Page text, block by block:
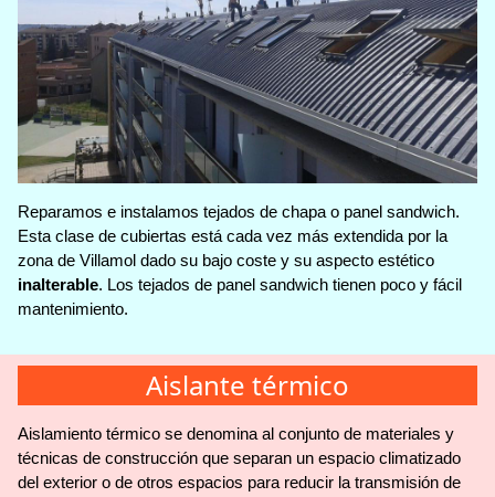
Reparamos e instalamos tejados de chapa o panel sandwich.
Esta clase de cubiertas está cada vez más extendida por la
zona de Villamol dado su bajo coste y su aspecto estético
inalterable. Los tejados de panel sandwich tienen poco y fácil
mantenimiento.
Aislante térmico
Aislamiento térmico se denomina al conjunto de materiales y
técnicas de construcción que separan un espacio climatizado
del exterior o de otros espacios para reducir la transmisión de